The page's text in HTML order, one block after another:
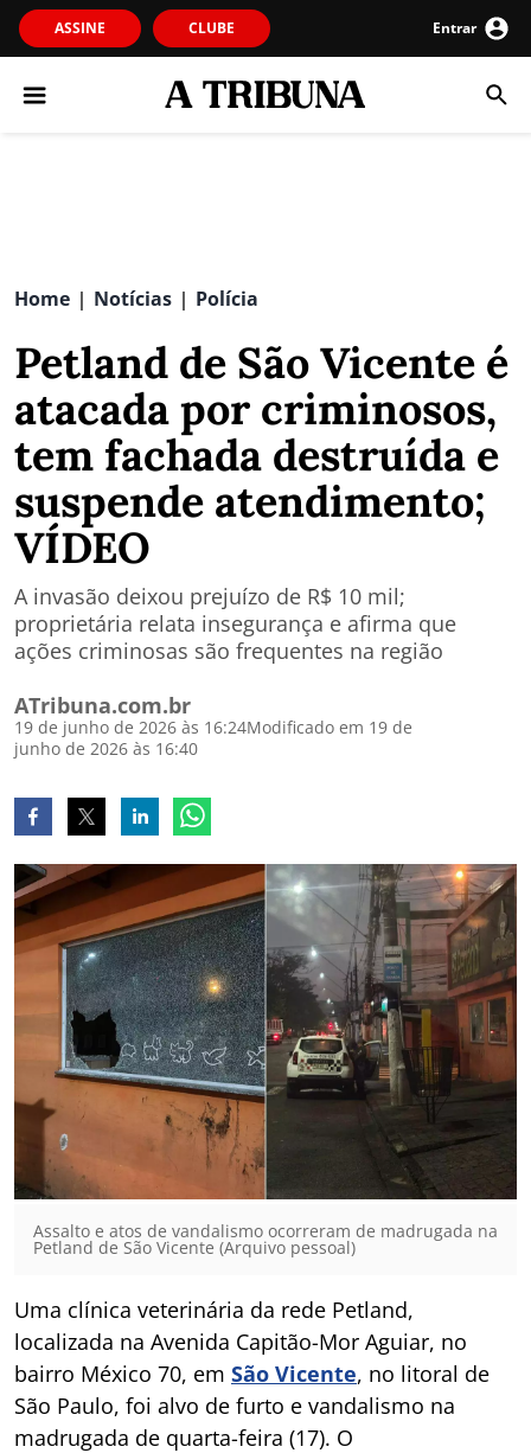
ASSINE CLUBE Entrar
Home | Notícias | Polícia
Petland de São Vicente é
atacada por criminosos,
tem fachada destruída e
suspende atendimento;
VÍDEO
A invasão deixou prejuízo de R$ 10 mil;
proprietária relata insegurança e afirma que
ações criminosas são frequentes na região
ATribuna.com.br
19 de junho de 2026 às 16:24Modificado em 19 de
junho de 2026 às 16:40
Assalto e atos de vandalismo ocorreram de madrugada na
Petland de São Vicente (Arquivo pessoal)
Uma clínica veterinária da rede Petland,
localizada na Avenida Capitão-Mor Aguiar, no
bairro México 70, em São Vicente, no litoral de
São Paulo, foi alvo de furto e vandalismo na
madrugada de quarta-feira (17). O